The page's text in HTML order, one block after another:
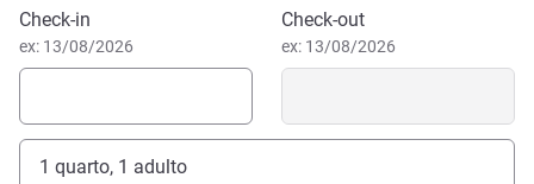
Reservar este hotel
Check-in
ex: 13/08/2026
Check-out
ex: 13/08/2026
1 quarto, 1 adulto